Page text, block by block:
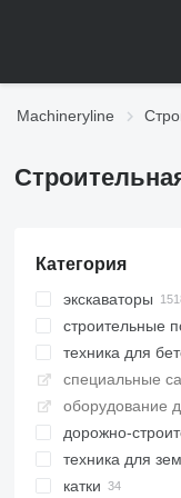
Machineryline
Категория
экскаваторы
гусеничные
мини-
колесные
средние
экскаваторы
экскаваторы
строительные
фронтальные
техника для
бетонные
специальные
самосвалы
шарнирные
карьерные
мини-
оборудование
дорожно-
техника для
грейдеры
катки